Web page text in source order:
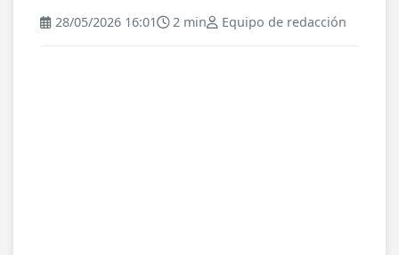
28/05/2026 16:01 2 min Equipo de redacción